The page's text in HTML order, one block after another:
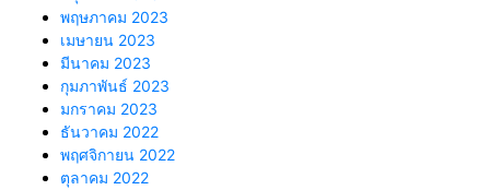
พฤษภาคม 2023
เมษายน 2023
มีนาคม 2023
กุมภาพันธ์ 2023
มกราคม 2023
ธันวาคม 2022
พฤศจิกายน 2022
ตุลาคม 2022